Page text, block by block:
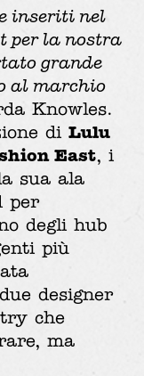
inseriti nel
per la nostra
grande
al marchio
Knowles.
di Lulu
East, i
sua ala
per
degli hub
più
designer
che
ma